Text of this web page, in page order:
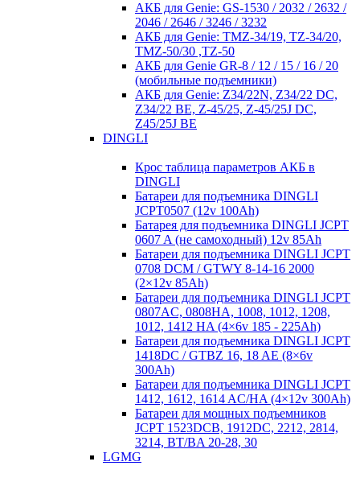
АКБ для Genie: GS-1530 / 2032 / 2632 /
2046 / 2646 / 3246 / 3232
АКБ для Genie: TMZ-34/19, TZ-34/20,
TMZ-50/30 ,TZ-50
АКБ для Genie GR-8 / 12 / 15 / 16 / 20
(мобильные подъемники)
АКБ для Genie: Z34/22N, Z34/22 DC,
Z34/22 BE, Z-45/25, Z-45/25J DC,
Z45/25J BE
DINGLI
Крос таблица параметров АКБ в
DINGLI
Батареи для подъемника DINGLI
JCPT0507 (12v 100Ah)
Батарея для подъемника DINGLI JCPT
0607 A (не самоходный) 12v 85Ah
Батареи для подъемника DINGLI JCPT
0708 DCM / GTWY 8-14-16 2000
(2×12v 85Ah)
Батареи для подъемника DINGLI JCPT
0807AC, 0808HA, 1008, 1012, 1208,
1012, 1412 HA (4×6v 185 - 225Ah)
Батареи для подъемника DINGLI JCPT
1418DC / GTBZ 16, 18 AE (8×6v
300Ah)
Батареи для подъемника DINGLI JCPT
1412, 1612, 1614 AC/HA (4×12v 300Ah)
Батареи для мощных подъемников
JCPT 1523DCB, 1912DC, 2212, 2814,
3214, BT/BA 20-28, 30
LGMG